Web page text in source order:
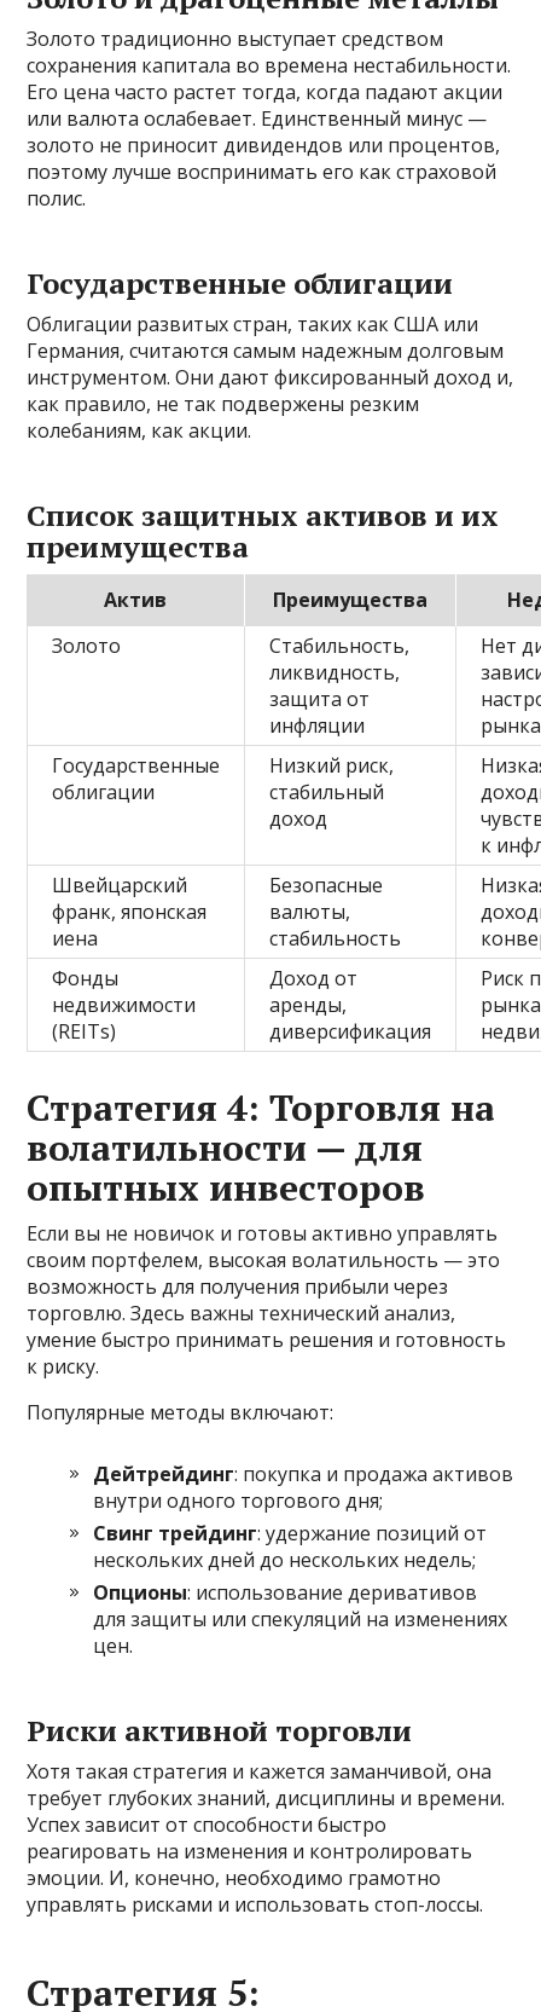
Золото традиционно выступает средством
сохранения капитала во времена нестабильности.
Его цена часто растет тогда, когда падают акции
или валюта ослабевает. Единственный минус —
золото не приносит дивидендов или процентов,
поэтому лучше воспринимать его как страховой
полис.
Государственные облигации
Облигации развитых стран, таких как США или
Германия, считаются самым надежным долговым
инструментом. Они дают фиксированный доход и,
как правило, не так подвержены резким
колебаниям, как акции.
Список защитных активов и их
преимущества
Актив Преимущества
Золото
Стабильность,
ликвидность,
защита от
инфляции
Нет
рынка
Государственные
облигации
Низкий риск,
стабильный
доход
к
Швейцарский
франк, японская
иена
Безопасные
валюты,
стабильность
Фонды
недвижимости
(REITs)
Доход от
аренды,
диверсификация
Риск
рынка
Стратегия 4: Торговля на
волатильности — для
опытных инвесторов
Если вы не новичок и готовы активно управлять
своим портфелем, высокая волатильность — это
возможность для получения прибыли через
торговлю. Здесь важны технический анализ,
умение быстро принимать решения и готовность
к риску.
Популярные методы включают:
Дейтрейдинг: покупка и продажа активов
внутри одного торгового дня;
Свинг трейдинг: удержание позиций от
нескольких дней до нескольких недель;
Опционы: использование деривативов
для защиты или спекуляций на изменениях
цен.
Риски активной торговли
Хотя такая стратегия и кажется заманчивой, она
требует глубоких знаний, дисциплины и времени.
Успех зависит от способности быстро
реагировать на изменения и контролировать
эмоции. И, конечно, необходимо грамотно
управлять рисками и использовать стоп-лоссы.
Стратегия 5: